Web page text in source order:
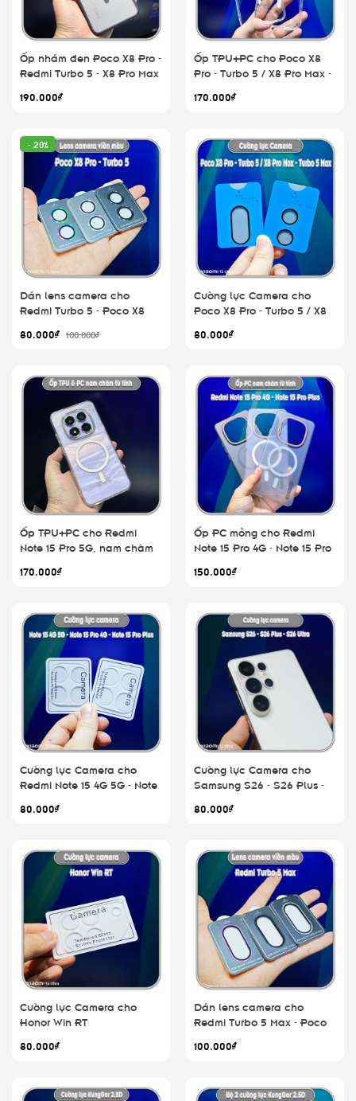
Ốp nhám đen Poco X8 Pro -
Redmi Turbo 5 - X8 Pro Max
190.000₫
Ốp TPU+PC cho Poco X8
Pro - Turbo 5 / X8 Pro Max -
sạc từ tính
170.000₫
- 20%
Dán lens camera cho
Redmi Turbo 5 - Poco X8
80.000₫ 100.000₫
Cường lực Camera cho
Poco X8 Pro - Turbo 5 / X8
80.000₫
Ốp TPU+PC cho Redmi
Note 15 Pro 5G, nam châm
170.000₫
Ốp PC mỏng cho Redmi
Note 15 Pro 4G - Note 15 Pro
tính
150.000₫
Cường lực Camera cho
Redmi Note 15 4G 5G - Note
80.000₫
Cường lực Camera cho
Samsung S26 - S26 Plus -
80.000₫
Cường lực Camera cho
Honor Win RT
80.000₫
Dán lens camera cho
Redmi Turbo 5 Max - Poco
100.000₫